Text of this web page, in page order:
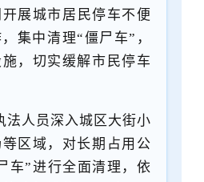
展城市居民停车不便
集中清理“僵尸车”，
，切实缓解市民停车
法人员深入城区大街小
区域，对长期占用公
车”进行全面清理，依